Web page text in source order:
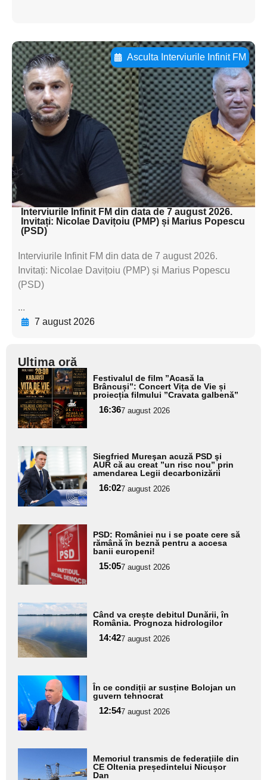
Asculta Interviurile Infinit FM
Adaugă aici textul pentru
subtitluAdaugă aici
textul pentru
subtitluAdaugă aici
textul pentru
subtitluAdaugă aici
textul pentru subti
Interviurile Infinit FM din data de 7 august 2026.
Invitați: Nicolae Davițoiu (PMP) și Marius Popescu
(PSD)
Interviurile Infinit FM din data de 7 august 2026.
Invitați: Nicolae Davițoiu (PMP) și Marius Popescu
(PSD)
...
7 august 2026
Ultima oră
Adaugă
aici textul
pentru
subtitlu
Festivalul de film ”Acasă la
Brâncuși”: Concert Vița de Vie și
proiecția filmului ”Cravata galbenă”
16:367 august 2026
Adaugă
aici textul
pentru
subtitlu
Siegfried Mureşan acuză PSD şi
AUR că au creat ”un risc nou” prin
amendarea Legii decarbonizării
16:027 august 2026
Adaugă
aici textul
pentru
subtitlu
PSD: României nu i se poate cere să
rămână în beznă pentru a accesa
banii europeni!
15:057 august 2026
Adaugă
aici textul
pentru
subtitlu
Când va crește debitul Dunării, în
România. Prognoza hidrologilor
14:427 august 2026
Adaugă
aici textul
pentru
subtitlu
În ce condiții ar susține Bolojan un
guvern tehnocrat
12:547 august 2026
aici textul
Memoriul transmis de federațiile din
CE Oltenia președintelui Nicușor
Dan